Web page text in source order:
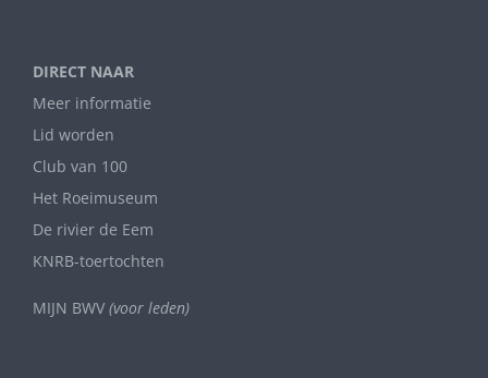
DIRECT NAAR
Meer informatie
Lid worden
Club van 100
Het Roeimuseum
De rivier de Eem
KNRB-toertochten
MIJN BWV (voor leden)